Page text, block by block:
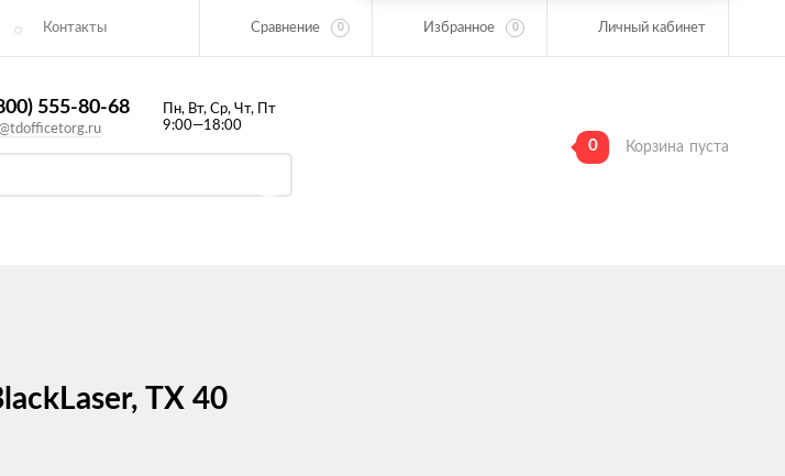
Контакты​ Сравнение 0 Избранное 0 Личный кабинет
555-80-68
Пн, Вт, Ср, Чт, Пт
9:00—18:00
0 Корзина пуста
TX 40